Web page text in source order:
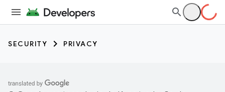
SECURITY PRIVACY